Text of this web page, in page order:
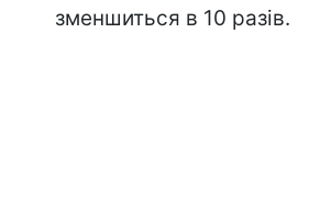
зменшиться в 10 разів.